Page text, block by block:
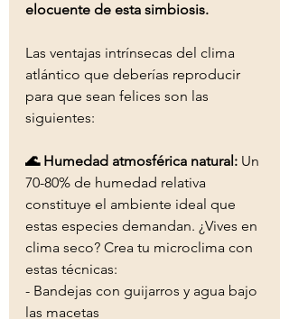
elocuente de esta simbiosis.
Las ventajas intrínsecas del clima
atlántico que deberías reproducir
para que sean felices son las
siguientes:
🌊 Humedad atmosférica natural: Un
70-80% de humedad relativa
constituye el ambiente ideal que
estas especies demandan. ¿Vives en
clima seco? Crea tu microclima con
estas técnicas:
- Bandejas con guijarros y agua bajo
las macetas